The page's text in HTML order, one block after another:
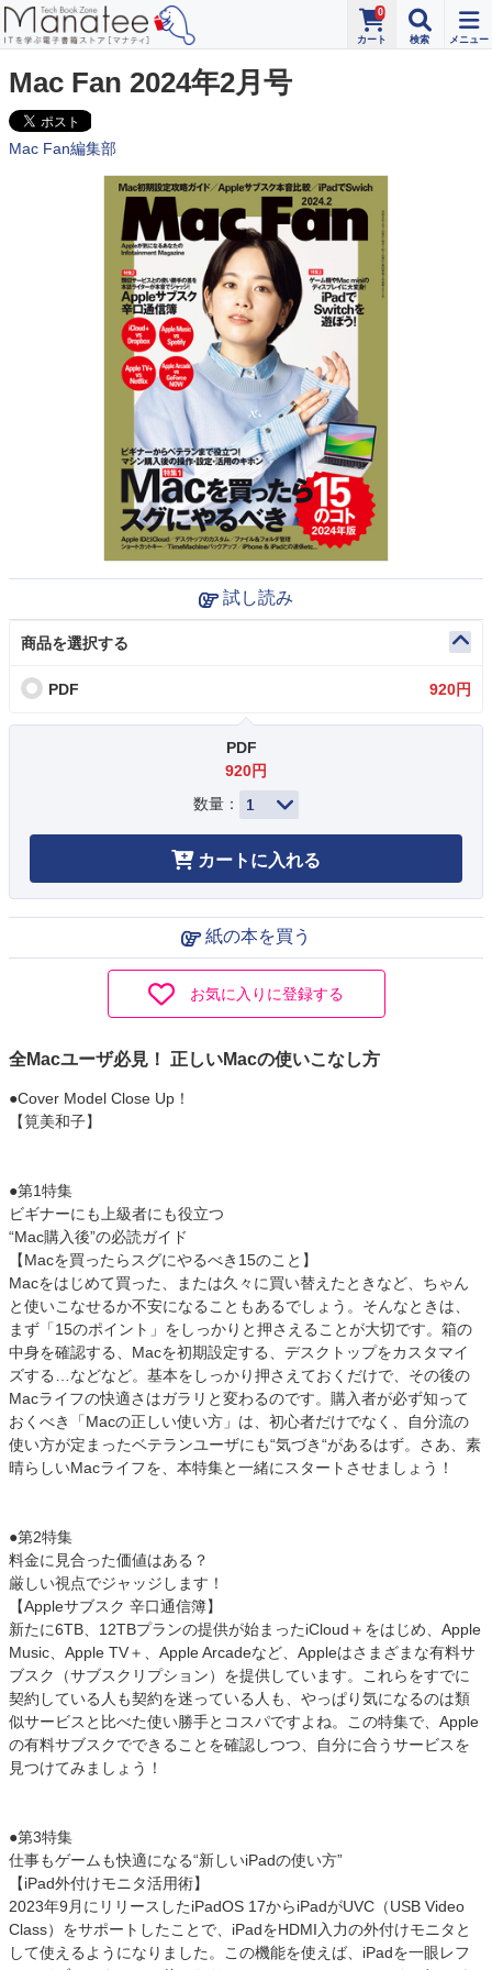
0
Mac Fan 2024年2月号
Mac Fan編集部
試し読み
商品を選択する
PDF 920円
PDF
920円
数量：
カートに入れる
紙の本を買う
お気に入りに登録する
全Macユーザ必見！ 正しいMacの使いこなし方
●Cover Model Close Up！
【筧美和子】
●第1特集
ビギナーにも上級者にも役立つ
“Mac購入後”の必読ガイド
【Macを買ったらスグにやるべき15のこと】
Macをはじめて買った、または久々に買い替えたときなど、ちゃん
と使いこなせるか不安になることもあるでしょう。そんなときは、
まず「15のポイント」をしっかりと押さえることが大切です。箱の
中身を確認する、Macを初期設定する、デスクトップをカスタマイ
ズする…などなど。基本をしっかり押さえておくだけで、その後の
Macライフの快適さはガラリと変わるのです。購入者が必ず知って
おくべき「Macの正しい使い方」は、初心者だけでなく、自分流の
使い方が定まったベテランユーザにも“気づき“があるはず。さあ、素
晴らしいMacライフを、本特集と一緒にスタートさせましょう！
●第2特集
料金に見合った価値はある？
厳しい視点でジャッジします！
【Appleサブスク 辛口通信簿】
新たに6TB、12TBプランの提供が始まったiCloud＋をはじめ、Apple
Music、Apple TV＋、Apple Arcadeなど、Appleはさまざまな有料サ
ブスク（サブスクリプション）を提供しています。これらをすでに
契約している人も契約を迷っている人も、やっぱり気になるのは類
似サービスと比べた使い勝手とコスパですよね。この特集で、Apple
の有料サブスクでできることを確認しつつ、自分に合うサービスを
見つけてみましょう！
●第3特集
仕事もゲームも快適になる“新しいiPadの使い方”
【iPad外付けモニタ活用術】
2023年9月にリリースしたiPadOS 17からiPadがUVC（USB Video
Class）をサポートしたことで、iPadをHDMI入力の外付けモニタと
して使えるようになりました。この機能を使えば、iPadを一眼レフ